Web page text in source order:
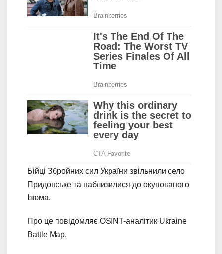
Бійці Збройних сил України звільнили село
Придонське та наблизилися до окупованого
Ізюма.
Про це повідомляє OSINT-аналітик Ukraine
Battle Map.